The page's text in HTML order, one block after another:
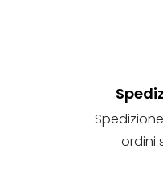
ordini